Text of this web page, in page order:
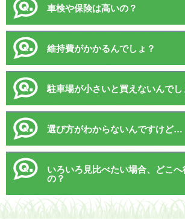
車検や保険は高いの？
維持費がかかるんでしょ？
駐車場が小さいと買えないんでし
選び方がわからないんですけど…
いろいろ見比べたい場合、どこ
の？